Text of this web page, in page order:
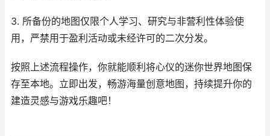
3. 所备份的地图仅限个人学习、研究与非营利性体验使
用，严禁用于盈利活动或未经许可的二次分发。
按照上述流程操作，你就能顺利将心仪的迷你世界地图保
存至本地。立即出发，畅游海量创意地图，持续提升你的
建造灵感与游戏乐趣吧！